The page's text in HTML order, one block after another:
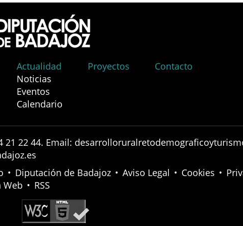
Actualidad
Noticias
Eventos
Calendario
Proyectos Contacto
21 22 44. Email:
• Diputación de Badajoz • Aviso Legal • Cookies •
Web • RSS